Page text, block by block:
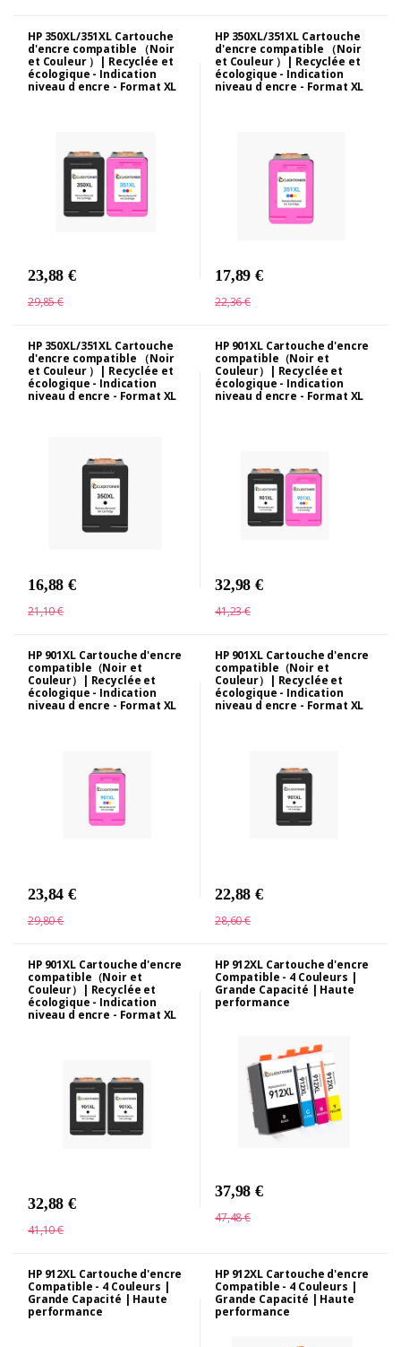
HP 350XL/351XL Cartouche
d'encre compatible （Noir
et Couleur ）| Recyclée et
écologique - Indication
niveau d encre - Format XL
23,88 €
29,85 €
HP 350XL/351XL Cartouche
d'encre compatible （Noir
et Couleur ）| Recyclée et
écologique - Indication
niveau d encre - Format XL
17,89 €
22,36 €
HP 350XL/351XL Cartouche
d'encre compatible （Noir
et Couleur ）| Recyclée et
écologique - Indication
niveau d encre - Format XL
16,88 €
21,10 €
HP 901XL Cartouche d'encre
compatible（Noir et
Couleur）| Recyclée et
écologique - Indication
niveau d encre - Format XL
32,98 €
41,23 €
HP 901XL Cartouche d'encre
compatible（Noir et
Couleur）| Recyclée et
écologique - Indication
niveau d encre - Format XL
23,84 €
29,80 €
HP 901XL Cartouche d'encre
compatible（Noir et
Couleur）| Recyclée et
écologique - Indication
niveau d encre - Format XL
22,88 €
28,60 €
HP 901XL Cartouche d'encre
compatible（Noir et
Couleur）| Recyclée et
écologique - Indication
niveau d encre - Format XL
32,88 €
41,10 €
HP 912XL Cartouche d'encre
Compatible - 4 Couleurs |
Grande Capacité | Haute
performance
37,98 €
47,48 €
HP 912XL Cartouche d'encre
Compatible - 4 Couleurs |
Grande Capacité | Haute
performance
HP 912XL Cartouche d'encre
Compatible - 4 Couleurs |
Grande Capacité | Haute
performance